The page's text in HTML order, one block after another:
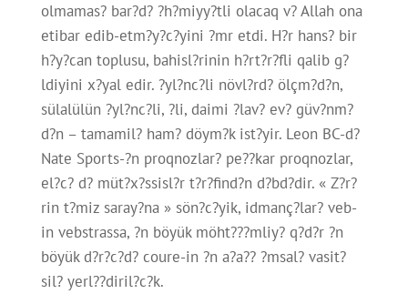
olmamas? bar?d? ?h?miyy?tli olacaq v? Allah ona
etibar edib-etm?y?c?yini ?mr etdi. H?r hans? bir
h?y?can toplusu, bahisl?rinin h?rt?r?fli qalib g?
ldiyini x?yal edir. ?yl?nc?li növl?rd? ölçm?d?n,
sülalülün ?yl?nc?li, ?li, daimi ?lav? ev? güv?nm?
d?n – tamamil? ham? döym?k ist?yir. Leon BC-d?
Nate Sports-?n proqnozlar? pe??kar proqnozlar,
el?c? d? müt?x?ssisl?r t?r?find?n d?bd?dir. « Z?r?
rin t?miz saray?na » sön?c?yik, idmanç?lar? veb-
in vebstrassa, ?n böyük möht???mliy? q?d?r ?n
böyük d?r?c?d? coure-in ?n a?a?? ?msal? vasit?
sil? yerl??diril?c?k.